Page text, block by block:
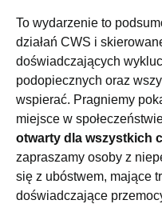
To wydarzenie to
działań CWS i
doświadczających
podopiecznych oraz
wspierać. Pragniemy
miejsce w
otwarty dla wszystkich
zapraszamy osoby z
się z ubóstwem, mające
doświadczające